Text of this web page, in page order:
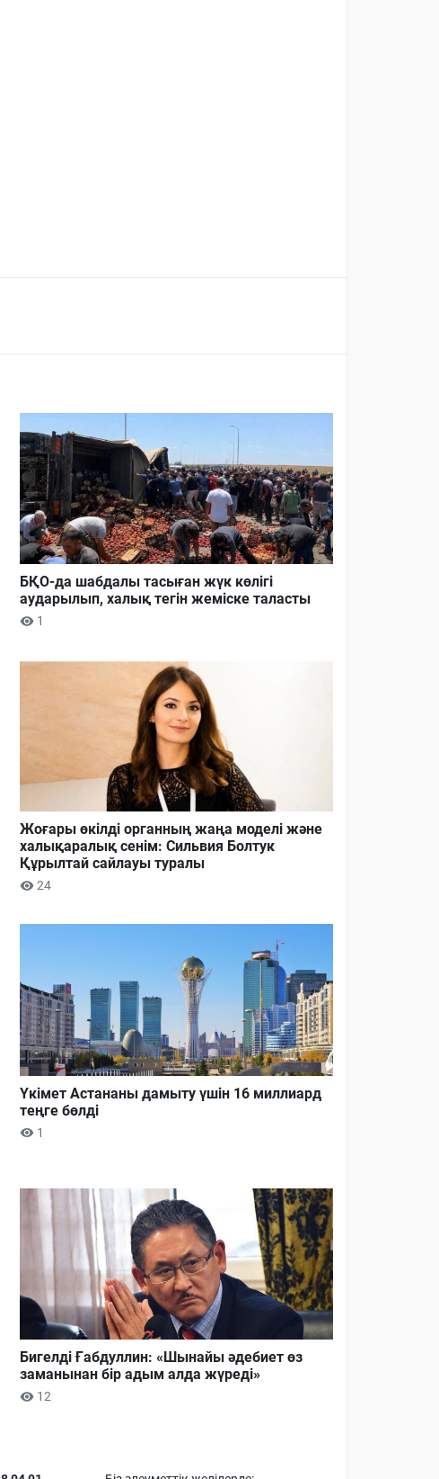
БҚО-да шабдалы тасыған жүк көлігі
аударылып, халық тегін жеміске таласты
1
Жоғары өкілді органның жаңа моделі және
халықаралық сенім: Сильвия Болтук
Құрылтай сайлауы туралы
24
Үкімет Астананы дамыту үшін 16 миллиард
теңге бөлді
1
Бигелді Ғабдуллин: «Шынайы әдебиет өз
заманынан бір адым алда жүреді»
12